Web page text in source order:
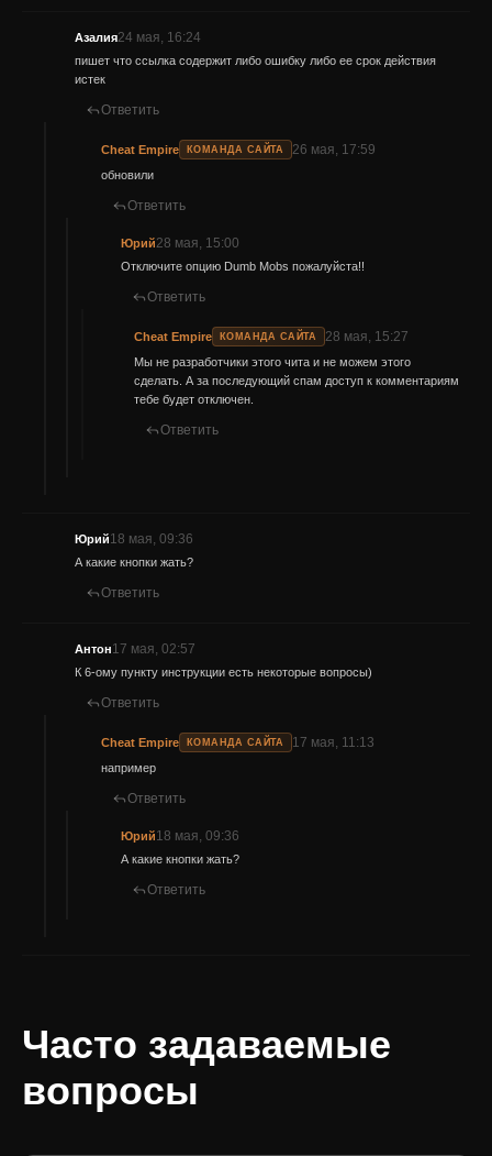
Азалия24 мая, 16:24
пишет что ссылка содержит либо ошибку либо ее срок действия
истек
Ответить
Cheat Empire КОМАНДА САЙТА 26 мая, 17:59
обновили
Ответить
Юрий28 мая, 15:00
Отключите опцию Dumb Mobs пожалуйста!!
Ответить
Cheat Empire КОМАНДА САЙТА 28 мая, 15:27
Мы не разработчики этого чита и не можем этого
сделать. А за последующий спам доступ к комментариям
тебе будет отключен.
Ответить
Юрий18 мая, 09:36
А какие кнопки жать?
Ответить
Антон17 мая, 02:57
К 6-ому пункту инструкции есть некоторые вопросы)
Ответить
Cheat Empire КОМАНДА САЙТА 17 мая, 11:13
например
Ответить
Юрий18 мая, 09:36
А какие кнопки жать?
Ответить
Часто задаваемые
вопросы